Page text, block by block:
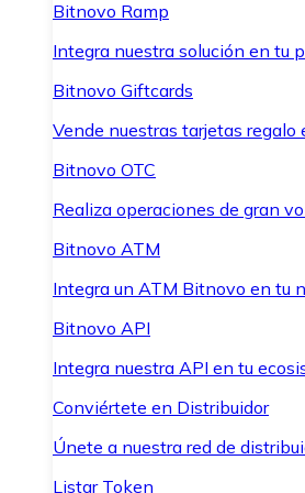
Bitnovo Ramp
Integra nuestra solución en tu
Bitnovo Giftcards
Vende nuestras tarjetas regalo
Bitnovo OTC
Realiza operaciones de gran
Bitnovo ATM
Integra un ATM Bitnovo en tu
Bitnovo API
Integra nuestra API en tu
Conviértete en Distribuidor
Únete a nuestra red de
Listar Token